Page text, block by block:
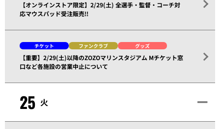
【オンラインストア限定】2/29(土) 全選手・監督・コーチ対
応マウスパッド受注販売!!
チケット ファンクラブ グッズ
【重要】2/29(土)以降のZOZOマリンスタジアム Mチケット窓
口など各施設の営業中止について
25 火